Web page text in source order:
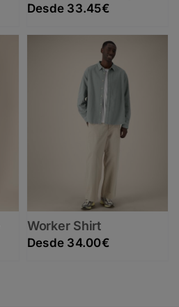
33.45€
Worker Shirt
34.00€